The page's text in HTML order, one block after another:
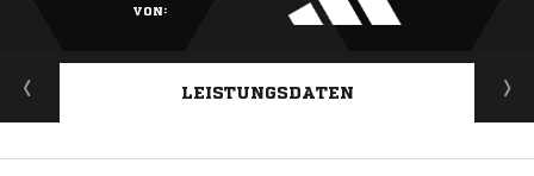
VON:
LEISTUNGSDATEN